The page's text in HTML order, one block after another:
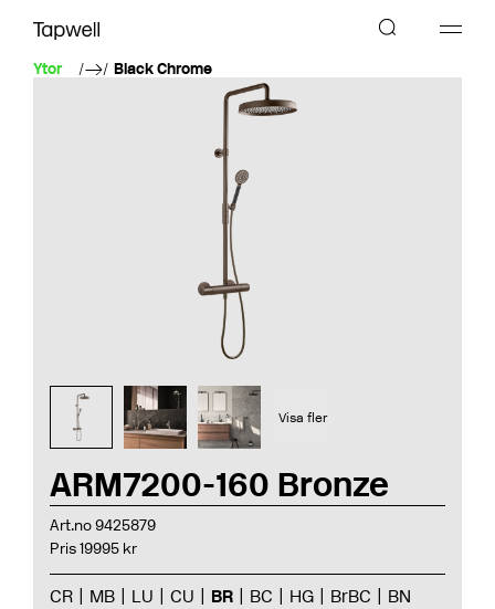
Ytor Black Chrome
ARM7200-160 Bronze
Art.no 9425879
Pris 19995 kr
CR MB LU CU BR BC HG BrBC BN
Visa fler